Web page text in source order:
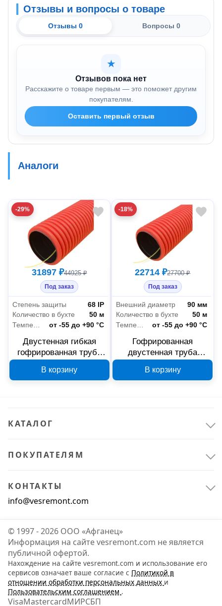
Отзывы и вопросы о товаре
Отзывы 0 Вопросы 0
★
Отзывов пока нет
Расскажите о товаре первым — это поможет другим
покупателям.
Оставить первый отзыв
Аналоги
-29%
31897 ₽44925 ₽
Под заказ
Степень защиты
68 IP
Количество в бухте
50 м
от -55 до +90 °С
Двустенная гибкая
гофрированная труба
50 м PR15.0248
В корзину
-18%
22714 ₽27700 ₽
Под заказ
Внешний диаметр
90 мм
Количество в бухте
50 м
от -55 до +90 °С
Гофрированная
двустенная труба
50 м PR15.0049
В корзину
КАТАЛОГ
ПОКУПАТЕЛЯМ
КОНТАКТЫ
info@vesremont.com
© 1997 - 2026 ООО «Афганец»
Информация на сайте vesremont.com не является
публичной офертой.
Нахождение на сайте vesremont.com и использование его
сервисов означает ваше согласие с Политикой в
отношении обработки персональных данных и
Пользовательским соглашением .
VisaMastercardМИРСБП